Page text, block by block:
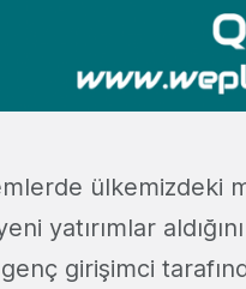
ülkemizdeki
yatırımlar
girişimci